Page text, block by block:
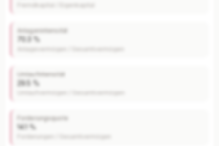
Anlagenintensität
70.3 %
Umlaufintensität
29.5 %
Forderungsquote
14.1 %